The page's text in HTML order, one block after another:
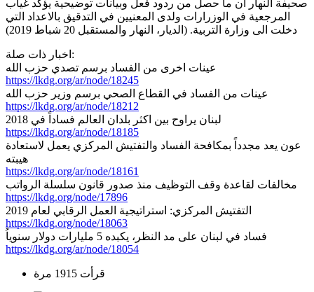
صحيفة النهار ان ما حصل من ردود فعل وبيانات توضيحية يؤكد غياب
المرجعية في الوزرارات ولدى المعنيين في التدقيق بالاعداد التي
دخلت الى وزارة التربية. (الديار، النهار والمستقبل 20 شباط 2019)
اخبار ذات صلة:
عينات اخرى من الفساد برسم تصدي حزب الله
https://lkdg.org/ar/node/18245
عينات من الفساد في القطاع الصحي برسم وزير حزب الله
https://lkdg.org/ar/node/18212
لبنان يراوح بين اكثر بلدان العالم فساداً في 2018
https://lkdg.org/ar/node/18185
عون يعد مجدداً بمكافحة الفساد والتفتيش المركزي يعمل لاستعادة
هيبته
https://lkdg.org/ar/node/18161
مخالفات لقاعدة وقف التوظيف منذ صدور قانون سلسلة الرواتب
https://lkdg.org/node/17896
التفتيش المركزي: استراتيجية العمل الرقابي لعام 2019
https://lkdg.org/node/18063
فساد في لبنان على مد النظر، يكبده 5 مليارات دولار سنوياُ
https://lkdg.org/ar/node/18054
قرأت 1915 مرة